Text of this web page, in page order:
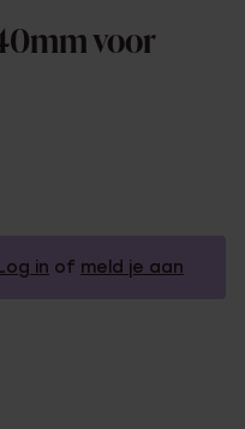
voor
in of meld je aan